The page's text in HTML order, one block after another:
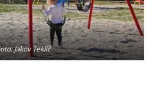
Jakov Teklić